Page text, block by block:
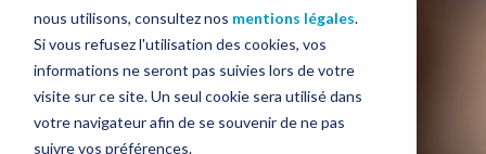
nous utilisons, consultez nos mentions légales.
Si vous refusez l'utilisation des cookies, vos
informations ne seront pas suivies lors de votre
visite sur ce site. Un seul cookie sera utilisé dans
votre navigateur afin de se souvenir de ne pas
suivre vos préférences.